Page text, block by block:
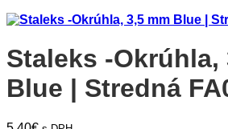
Staleks -Okrúhla,
Blue | Stredná